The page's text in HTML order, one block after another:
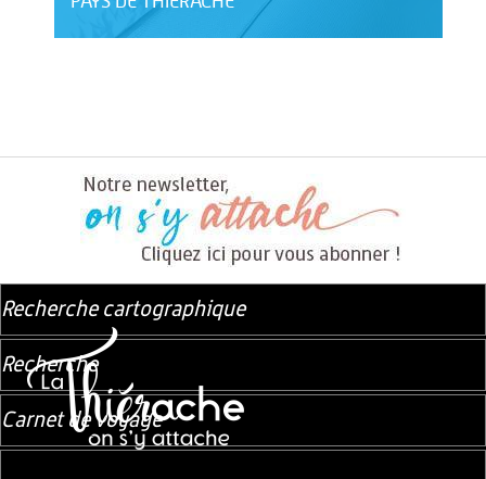
Recherche cartographique
Recherche
Carnet de voyage